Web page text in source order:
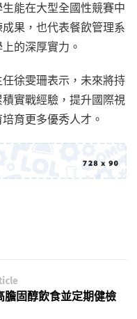
能在大型全國性競賽中
果，也代表餐飲管理系
的深厚實力。
徐雯珊表示，未來將持
實戰經驗，提升國際視
育更多優秀人才。
膽固醇飲食並定期健檢